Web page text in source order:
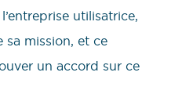
utilisatrice,
sa mission, et ce
un accord sur ce